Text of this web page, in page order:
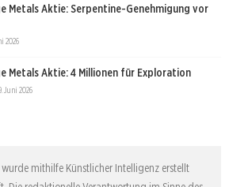
Metals Aktie: Serpentine-Genehmigung vor
2026
Metals Aktie: 4 Millionen für Exploration
Juni 2026
wurde mithilfe Künstlicher Intelligenz erstellt